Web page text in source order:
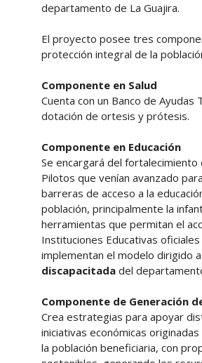
departamento de La Guajira.
El proyecto posee tres
protección integral de la
Componente en Salud
Cuenta con un Banco de Ayudas
dotación de ortesis y prótesis.
Componente en Educación
Se encargará del
Pilotos que venían avanzado
barreras de acceso a la
población, principalmente la
herramientas que permitan el
Instituciones Educativas oficiales
implementan el modelo dirigido
discapacitadadel
Componente de Generación
Crea estrategias para apoyar
iniciativas económicas
la población beneficiaria, con